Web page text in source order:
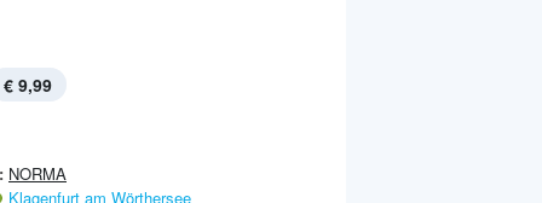
€ 9,99
NORMA
Klagenfurt am Wörthersee